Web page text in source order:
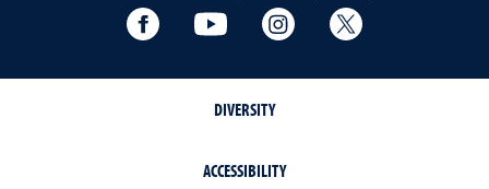
Facebook YouTube Instagram
DIVERSITY
ACCESSIBILITY